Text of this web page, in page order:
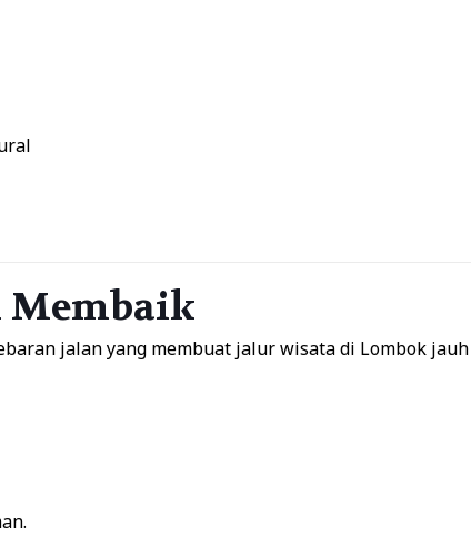
Membaik
jalan yang membuat jalur wisata di Lombok